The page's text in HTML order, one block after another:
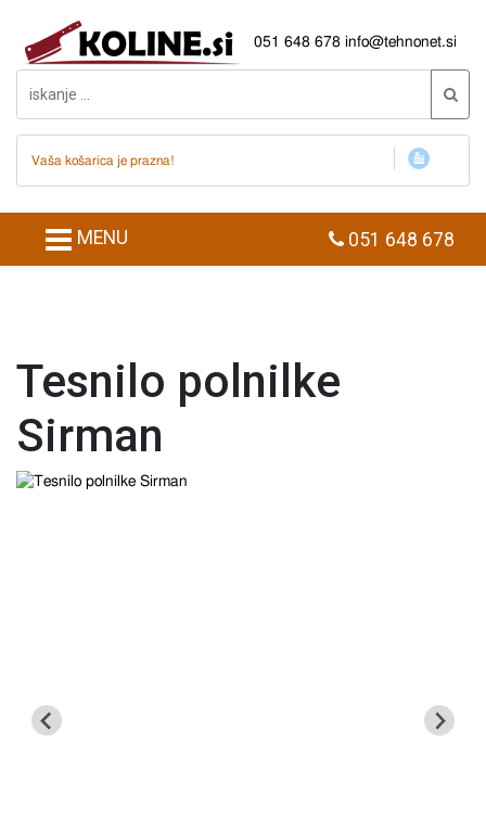
051 648 678 info@tehnonet.si
Vaša košarica je prazna!
MENU 051 648 678
Tesnilo polnilke
Sirman